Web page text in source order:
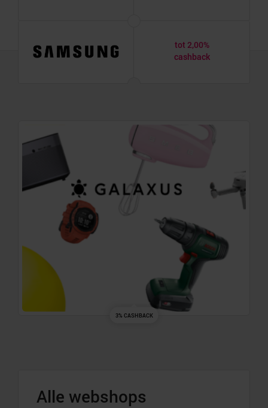
tot 2,00%
cashback
3% CASHBACK
Alle webshops